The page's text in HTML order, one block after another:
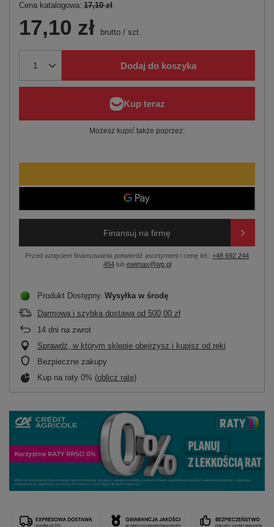
Cena katalogowa: 17,10 zł
17,10 zł brutto / szt.
Dodaj do koszyka
Możesz kupić także poprzez:
Finansuj na firmę
Przed wzięciem finansowania potwierdź asortyment i cenę tel.: +48 692 244
454lub ewimax@wp.pl
Produkt Dostępny Wysyłka w środę
Darmowa i szybka dostawa od 500,00 zł
14 dni na zwrot
Sprawdź, w którym sklepie obejrzysz i kupisz od ręki
Bezpieczne zakupy
Kup na raty 0% (oblicz ratę)